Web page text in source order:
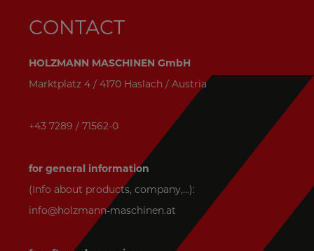
CONTACT
HOLZMANN MASCHINEN GmbH
Marktplatz 4 / 4170 Haslach / Austria
+43 7289 / 71562-0
for general information
(Info about products, company,...):
info@holzmann-maschinen.at